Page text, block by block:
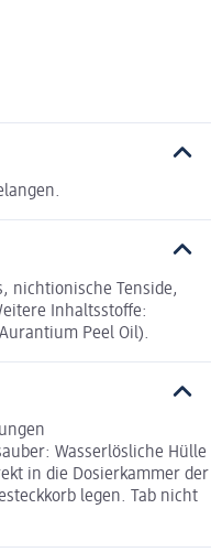
nichtionische Tenside,
Inhaltsstoffe:
Peel Oil).
Wasserlösliche Hülle
in die Dosierkammer der
legen. Tab nicht